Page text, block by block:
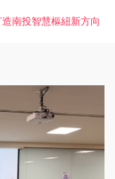
南投智慧樞紐新方向